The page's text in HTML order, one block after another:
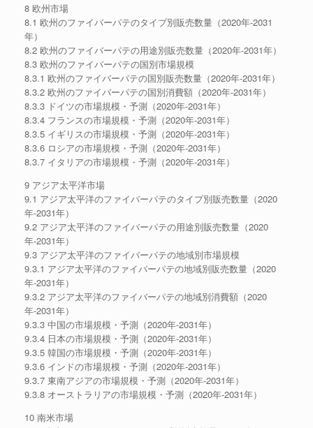
8 欧州市場
8.1 欧州のファイバーパテのタイプ別販売数量（2020年-2031
年）
8.2 欧州のファイバーパテの用途別販売数量（2020年-2031年）
8.3 欧州のファイバーパテの国別市場規模
8.3.1 欧州のファイバーパテの国別販売数量（2020年-2031年）
8.3.2 欧州のファイバーパテの国別消費額（2020年-2031年）
8.3.3 ドイツの市場規模・予測（2020年-2031年）
8.3.4 フランスの市場規模・予測（2020年-2031年）
8.3.5 イギリスの市場規模・予測（2020年-2031年）
8.3.6 ロシアの市場規模・予測（2020年-2031年）
8.3.7 イタリアの市場規模・予測（2020年-2031年）
9 アジア太平洋市場
9.1 アジア太平洋のファイバーパテのタイプ別販売数量（2020
年-2031年）
9.2 アジア太平洋のファイバーパテの用途別販売数量（2020
年-2031年）
9.3 アジア太平洋のファイバーパテの地域別市場規模
9.3.1 アジア太平洋のファイバーパテの地域別販売数量（2020
年-2031年）
9.3.2 アジア太平洋のファイバーパテの地域別消費額（2020
年-2031年）
9.3.3 中国の市場規模・予測（2020年-2031年）
9.3.4 日本の市場規模・予測（2020年-2031年）
9.3.5 韓国の市場規模・予測（2020年-2031年）
9.3.6 インドの市場規模・予測（2020年-2031年）
9.3.7 東南アジアの市場規模・予測（2020年-2031年）
9.3.8 オーストラリアの市場規模・予測（2020年-2031年）
10 南米市場